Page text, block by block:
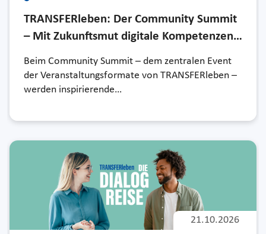
TRANSFERleben: Der Community Summit
– Mit Zukunftsmut digitale Kompetenzen…
Beim Community Summit – dem zentralen Event
der Veranstaltungsformate von TRANSFERleben –
werden inspirierende…
21.10.2026